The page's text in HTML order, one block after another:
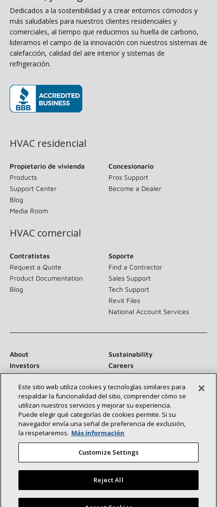
Dedicados a la sostenibilidad y a crear entornos cómodos y
más saludables para nuestros clientes residenciales y
comerciales, al tiempo que reducimos su huella de carbono,
lideramos el campo de la innovación con nuestros sistemas de
calefacción, calidad del aire interior y sistemas de
refrigeración.
HVAC residencial
Propietario de vivienda
Products
Support Center
Blog
Media Room
Concesionario
Pros Support
Become a Dealer
HVAC comercial
Contratistas
Request a Quote
Product Documentation
Blog
Soporte
Find a Contractor
Sales Support
Tech Support
Revit Files
National Account Services
About
Sustainability
Investors
Careers
Suppliers
Contact Us
Newsroom
Conéctese con nosotros:
©2026 Lennox International Inc.
Site Map
Este sitio web utiliza cookies y tecnologías similares para
respaldar la funcionalidad del sitio, comprender cómo se
utilizan nuestros servicios y mejorar su experiencia.
Puede elegir qué categorías de cookies permite. Si su
navegador envía una señal de preferencia de exclusión,
la respetaremos. Más información
Customize Settings
Reject All